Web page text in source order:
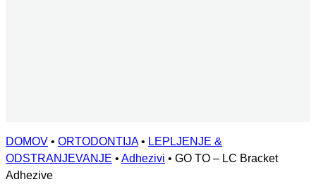
DOMOV • ORTODONTIJA• LEPLJENJE &
ODSTRANJEVANJE • Adhezivi • GO TO – LC Bracket
Adhezive